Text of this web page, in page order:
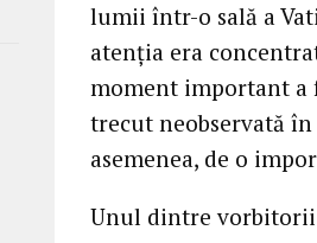
lumii într-o sală a
atenția era
moment important a
trecut neobservată în
asemenea, de o
Unul dintre